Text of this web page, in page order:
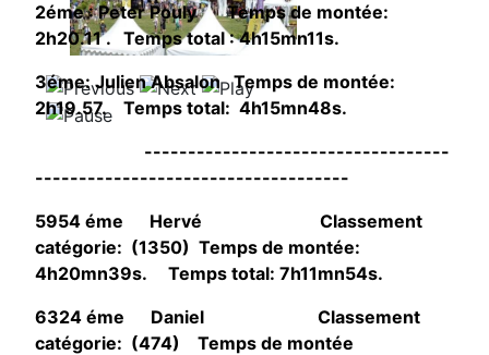
2éme : Peter Pouly Temps de montée:
2h20.11 . Temps total : 4h15mn11s.
3éme: Julien Absalon Temps de montée:
2h19.57. Temps total: 4h15mn48s.
-----------------------------------
------------------------------------
5954 éme Hervé Classement
catégorie: (1350) Temps de montée:
4h20mn39s. Temps total: 7h11mn54s.
6324 éme Daniel Classement
catégorie: (474) Temps de montée